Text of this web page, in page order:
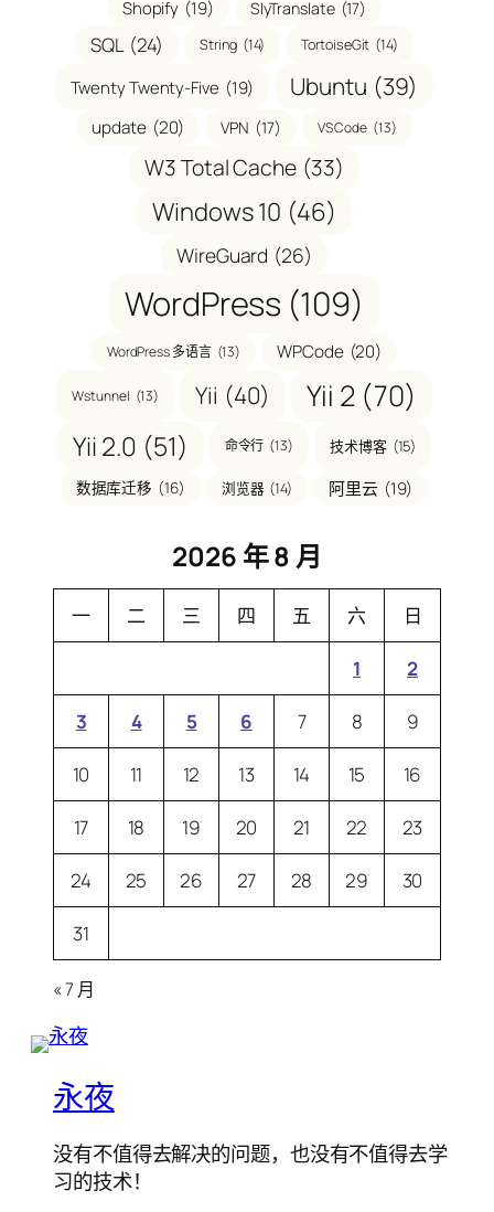
Shopify (19) SlyTranslate (17)
SQL (24) String (14) TortoiseGit (14)
Twenty Twenty-Five (19) Ubuntu (39)
update (20) VPN (17) VS Code (13)
W3 Total Cache (33)
Windows 10 (46)
WireGuard (26)
WordPress (109)
WordPress 多语言 (13) WPCode (20)
Wstunnel (13) Yii (40) Yii 2 (70)
Yii 2.0 (51) 命令行 (13) 技术博客 (15)
数据库迁移 (16) 浏览器 (14) 阿里云 (19)
2026 年 8 月
一 二 三 四 五 六 日
1 2
3 4 5 6 7 8 9
10 11 12 13 14 15 16
17 18 19 20 21 22 23
24 25 26 27 28 29 30
31
« 7 月
永夜
没有不值得去解决的问题，也没有不值得去学
习的技术！